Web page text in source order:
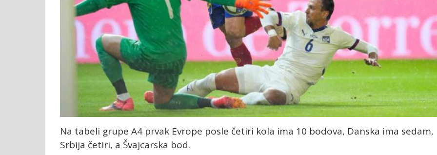
Na tabeli grupe A4 prvak Evrope posle četiri kola ima 10 bodova, Danska ima sedam,
Srbija četiri, a Švajcarska bod.